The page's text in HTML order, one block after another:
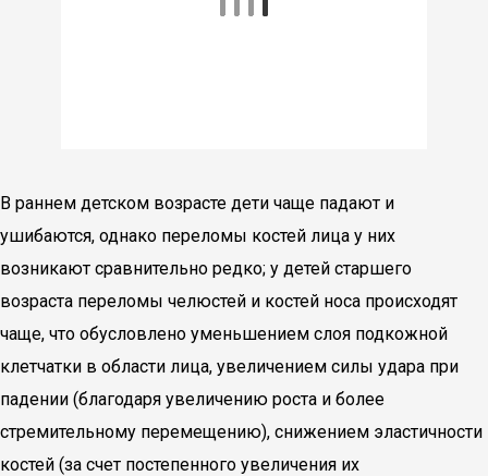
В раннем детском возрасте дети чаще падают и
ушибаются, однако переломы костей лица у них
возникают сравнительно редко; у детей старшего
возраста переломы челюстей и костей носа происходят
чаще, что обусловлено уменьшением слоя подкожной
клетчатки в области лица, увеличением силы удара при
падении (благодаря увеличению роста и более
стремительному перемещению), снижением эластичности
костей (за счет постепенного увеличения их